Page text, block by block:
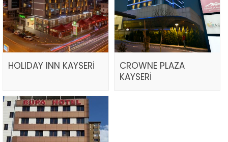
HOLIDAY INN KAYSERİ
CROWNE PLAZA
KAYSERİ